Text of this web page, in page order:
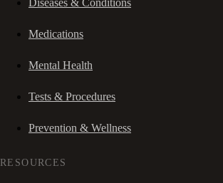
Diseases & Conditions
Medications
Mental Health
Tests & Procedures
Prevention & Wellness
RESOURCES